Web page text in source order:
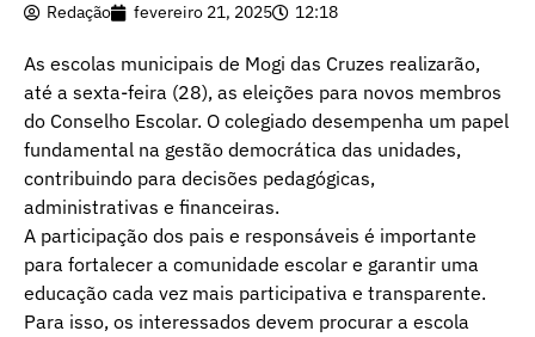
Redação fevereiro 21, 2025 12:18
As escolas municipais de Mogi das Cruzes realizarão,
até a sexta-feira (28), as eleições para novos membros
do Conselho Escolar. O colegiado desempenha um papel
fundamental na gestão democrática das unidades,
contribuindo para decisões pedagógicas,
administrativas e financeiras.
A participação dos pais e responsáveis é importante
para fortalecer a comunidade escolar e garantir uma
educação cada vez mais participativa e transparente.
Para isso, os interessados devem procurar a escola